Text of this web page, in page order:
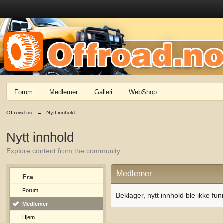
Forum Medlemer Galleri WebShop
Offroad.no → Nytt innhold
Nytt innhold
Explore content from the community
Fra
Forum
Medlemer
Hjem
Medlemer
Beklager, nytt innhold ble ikke